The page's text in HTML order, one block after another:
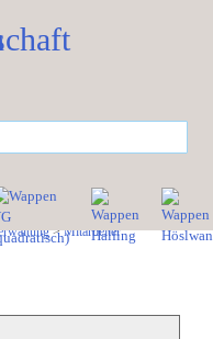
>Mitarbeiter